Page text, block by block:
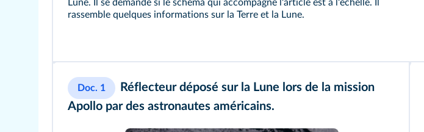
Lune. Il se demande si le schéma qui accompagne l'article est à l'échelle. Il
rassemble quelques informations sur la Terre et la Lune.
Doc. 1
Réflecteur déposé sur la Lune lors de la mission
Apollo par des astronautes américains.